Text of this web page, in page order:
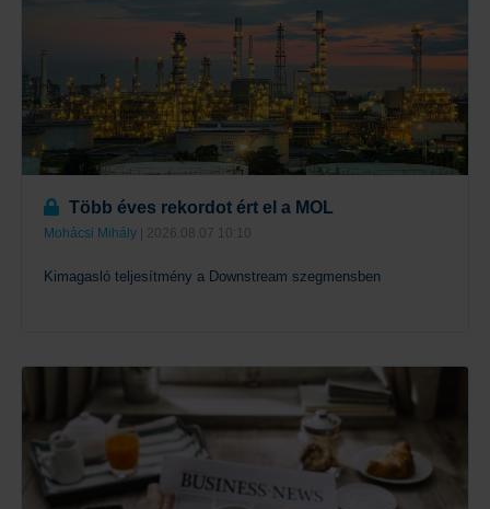
Több éves rekordot ért el a MOL
Mohácsi Mihály | 2026.08.07 10:10
Kimagasló teljesítmény a Downstream szegmensben